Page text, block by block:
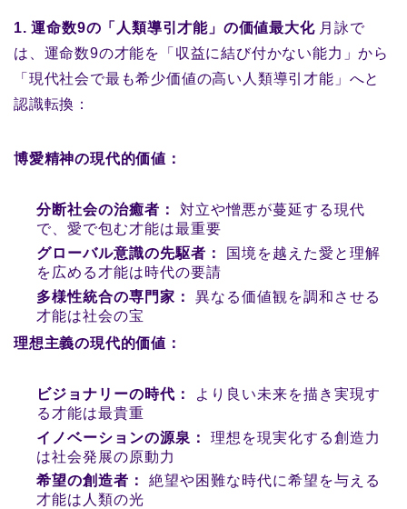
1. 運命数9の「人類導引才能」の価値最大化月詠で
は、運命数9の才能を「収益に結び付かない能力」から
「現代社会で最も希少価値の高い人類導引才能」へと
認識転換：
博愛精神の現代的価値：
分断社会の治癒者：
対立や憎悪が蔓延する現代
で、愛で包む才能は最重要
グローバル意識の先駆者：
国境を越えた愛と理解
を広める才能は時代の要請
多様性統合の専門家：
異なる価値観を調和させる
才能は社会の宝
理想主義の現代的価値：
ビジョナリーの時代：
より良い未来を描き実現す
る才能は最貴重
イノベーションの源泉：
理想を現実化する創造力
は社会発展の原動力
希望の創造者：
絶望や困難な時代に希望を与える
才能は人類の光